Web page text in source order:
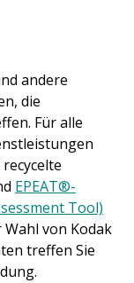
andere
die
Für alle
EPEAT®-
Tool)
Wahl von Kodak
treffen Sie